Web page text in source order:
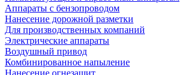
Аппараты с бензопроводом
Нанесение дорожной разметки
Для производственных компаний
Электрические аппараты
Воздушный привод
Комбинированное напыление
Нанесение огнезащит